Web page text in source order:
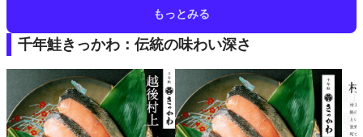
もっとみる
千年鮭きっかわ：伝統の味わい深さ